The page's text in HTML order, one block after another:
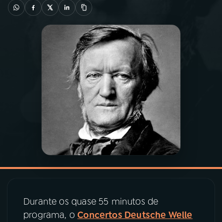
PROGRAMAS
PODCASTS
VIDEOCASTS
PRÊMIO RÁDIO MEC
Facebook
Durante os quase 55 minutos de
programa, oConcertos Deutsche Welle